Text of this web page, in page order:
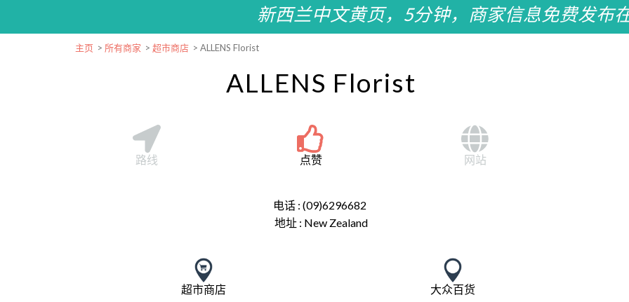
新西兰中文黄页，5分钟，商家信息免费发布
主页 > 所有商家 > 超市商店 > ALLENS Florist
ALLENS Florist
路线 点赞 网站
电话 : (09)6296682
地址 : New Zealand
超市商店 大众百货